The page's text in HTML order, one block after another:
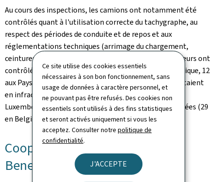
Ce site utilise des cookies essentiels
nécessaires à son bon fonctionnement, sans
usage de données à caractère personnel, et
ne pouvant pas être refusés. Des cookies non
essentiels sont utilisés à des fins statistiques
et seront activés uniquement si vous les
acceptez. Consulter notrepolitique de
confidentialité.
J'ACCEPTE
Au cours des inspections, les camions ont notamment été
contrôlés quant à l'utilisation correcte du tachygraphe, au
respect des périodes de conduite et de repos et aux
réglementations techniques (arrimage du chargement,
ceintures de sécurité, documents de bord). Les inspecteurs ont
contrôlé un total de 80 camions au Benelux: 26 en Belgique, 12
aux Pays-Bas, et 42 au Luxembourg. Parmi ceux-ci, 44 étaient
en infraction (12 en Belgique, 5 aux Pays-Bas et 27 au
Luxembourg). Au total 69 infractions ont été enregistrées (29
en Belgique, 13 aux Pays-Bas en 27 au Luxembourg).
Coopération et sécurité dans le
Benelux